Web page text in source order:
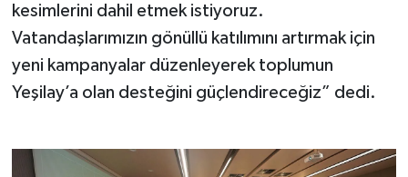
kesimlerini dahil etmek istiyoruz.
Vatandaşlarımızın gönüllü katılımını artırmak için
yeni kampanyalar düzenleyerek toplumun
Yeşilay’a olan desteğini güçlendireceğiz” dedi.